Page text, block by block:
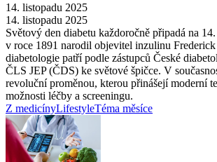
14. listopadu 2025
14. listopadu 2025
Světový den diabetu každoročně připadá na
v roce 1891 narodil objevitel inzulinu
diabetologie patří podle zástupců České
ČLS JEP (ČDS) ke světové špičce. V
revoluční proměnou, kterou přinášejí moderní
možnosti léčby a screeningu.
Z medicínyLifestyleTéma měsíce